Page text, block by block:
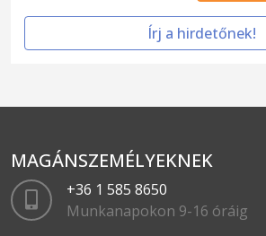
Írj a hirdetőnek!
MAGÁNSZEMÉLYEKNEK
+36 1 585 8650
Munkanapokon 9-16 óráig